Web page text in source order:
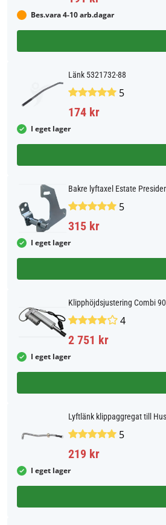
Bes.vara 4-10 arb.dagar
Länk 5321732-88
5
174 kr
I eget lager
Bakre lyftaxel Estate
5
315 kr
I eget lager
Klipphöjdsjustering Combi
4
2 751 kr
I eget lager
Lyftlänk klippaggregat till
5
219 kr
I eget lager